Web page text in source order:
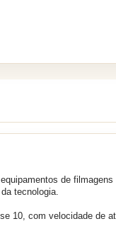
de
tecnologia.
10, com velocidade de